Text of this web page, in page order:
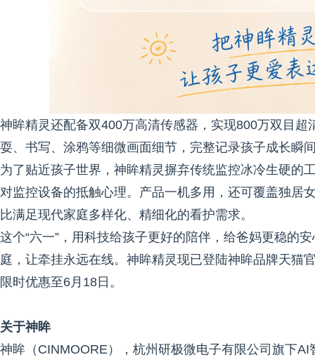
神眸精灵还配备双400万高清传感器，实现800万双目
耍、书写、涂鸦等细微画面细节，完整记录孩子成长瞬
为了贴近孩子世界，神眸精灵摒弃传统监控冰冷生硬的
对监控设备的抵触心理。产品一机多用，还可覆盖独居
比满足现代家庭多样化、精细化的看护需求。
这个“六一”，用科技给孩子更好的陪伴，给爸妈更稳的
庭，让牵挂永远在线。神眸精灵现已登陆神眸品牌天猫
限时优惠至6月18日。
关于神眸
神眸（CINMOORE），杭州研极微电子有限公司旗下